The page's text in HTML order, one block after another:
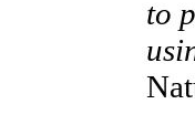
to